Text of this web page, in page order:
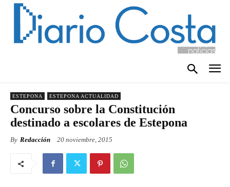
ESTEPONA ESTEPONA ACTUALIDAD
Concurso sobre la Constitución
destinado a escolares de Estepona
By Redacción 20 noviembre, 2015